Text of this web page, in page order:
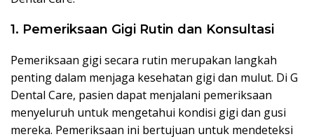
1. Pemeriksaan Gigi Rutin dan Konsultasi
Pemeriksaan gigi secara rutin merupakan langkah
penting dalam menjaga kesehatan gigi dan mulut. Di G
Dental Care, pasien dapat menjalani pemeriksaan
menyeluruh untuk mengetahui kondisi gigi dan gusi
mereka. Pemeriksaan ini bertujuan untuk mendeteksi